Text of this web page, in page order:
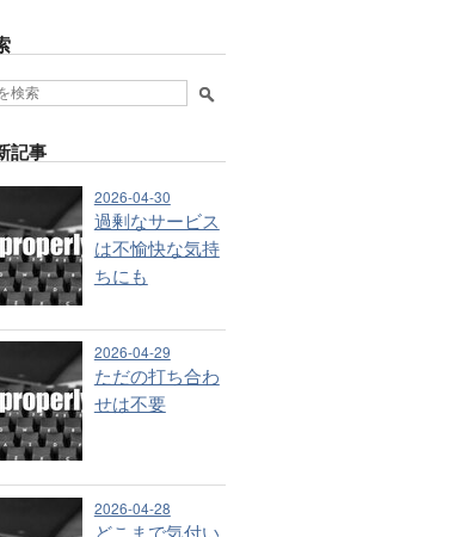
記事
2026-04-30
過剰なサービス
は不愉快な気持
ちにも
2026-04-29
ただの打ち合わ
せは不要
2026-04-28
どこまで気付い